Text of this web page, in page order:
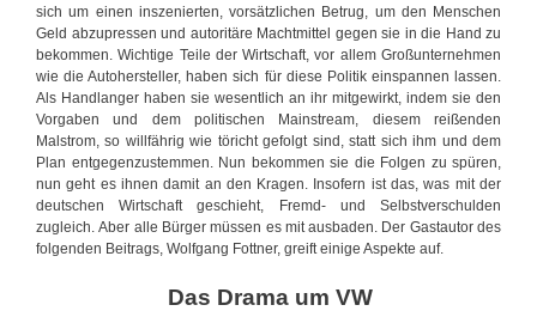
sich um einen inszenierten, vorsätzlichen Betrug, um den Menschen
Geld abzupressen und autoritäre Machtmittel gegen sie in die Hand zu
bekommen. Wichtige Teile der Wirtschaft, vor allem Großunternehmen
wie die Autohersteller, haben sich für diese Politik einspannen lassen.
Als Handlanger haben sie wesentlich an ihr mitgewirkt, indem sie den
Vorgaben und dem politischen Mainstream, diesem reißenden
Malstrom, so willfährig wie töricht gefolgt sind, statt sich ihm und dem
Plan entgegenzustemmen. Nun bekommen sie die Folgen zu spüren,
nun geht es ihnen damit an den Kragen. Insofern ist das, was mit der
deutschen Wirtschaft geschieht, Fremd- und Selbstverschulden
zugleich. Aber alle Bürger müssen es mit ausbaden. Der Gastautor des
folgenden Beitrags, Wolfgang Fottner, greift einige Aspekte auf.
Das Drama um VW